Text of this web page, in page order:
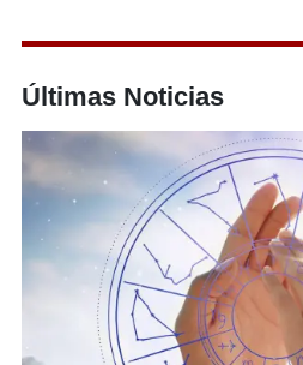
Últimas Noticias